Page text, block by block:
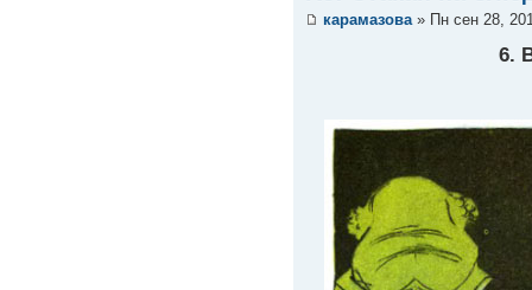
карамазова » Пн сен 28,
6.